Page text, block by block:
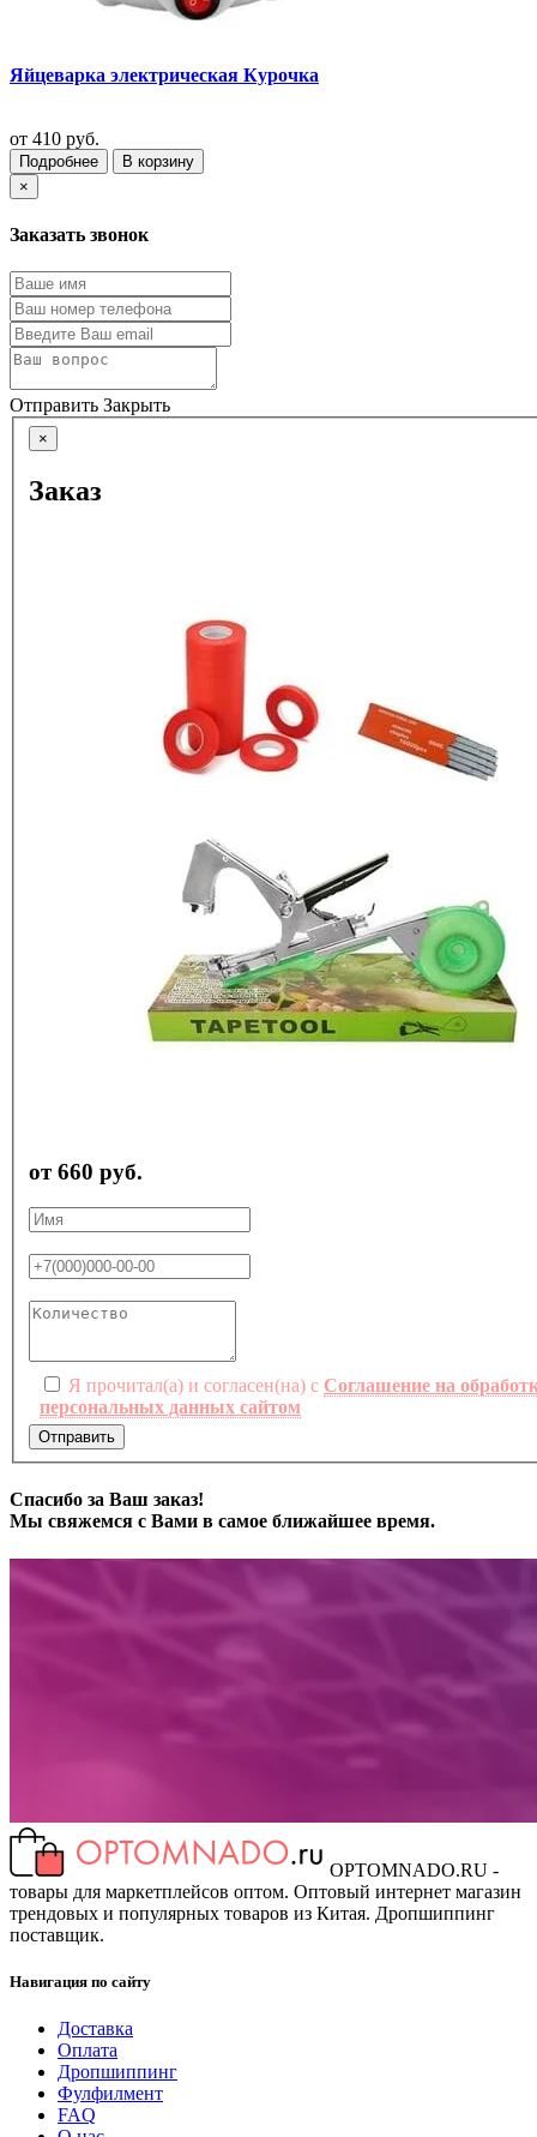
Яйцеварка электрическая Курочка
от 410 руб.
Подробнее
В корзину
×
Заказать звонок
Отправить Закрыть
×
Заказ
от 660 руб.
Я прочитал(а) и согласен(на) с Соглашение на
персональных данных сайтом
Отправить
Спасибо за Ваш заказ!
Мы свяжемся с Вами в самое ближайшее время.
OPTOMNADO.RU -
товары для маркетплейсов оптом. Оптовый интернет магазин
трендовых и популярных товаров из Китая. Дропшиппинг
поставщик.
Навигация по сайту
Доставка
Оплата
Дропшиппинг
Фулфилмент
FAQ